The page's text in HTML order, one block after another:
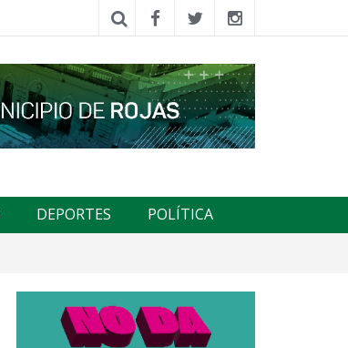
DEPORTES POLÍTICA